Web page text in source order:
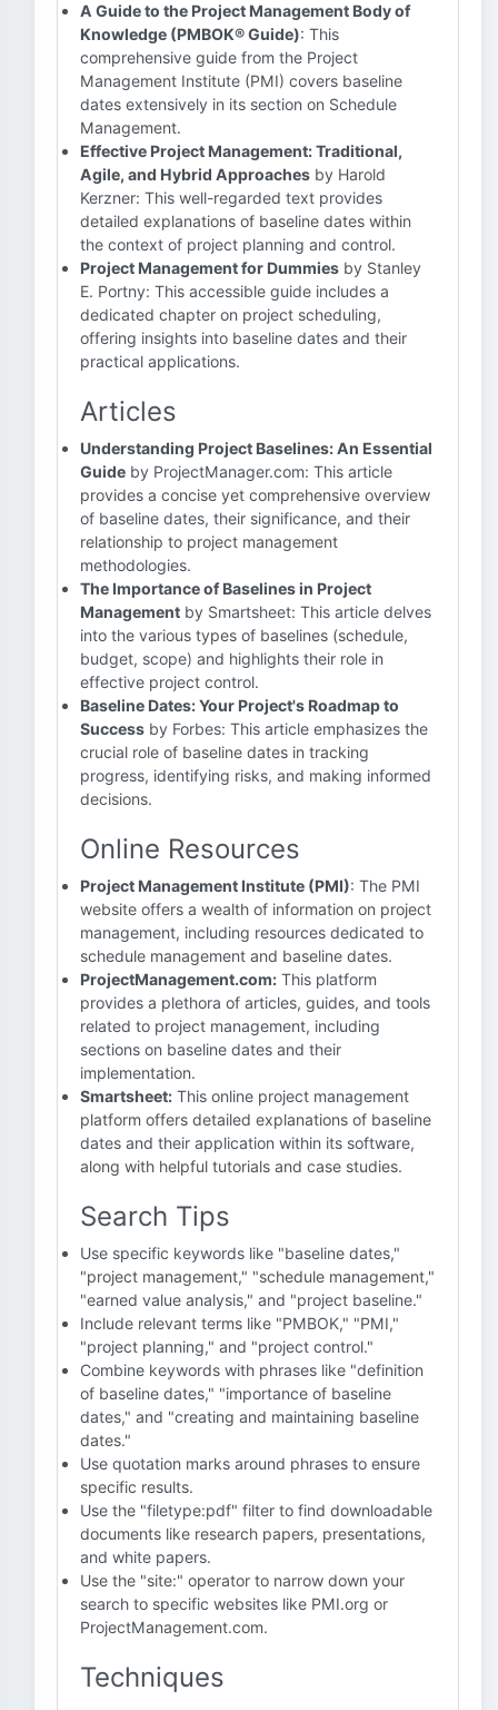
A Guide to the Project Management Body of
Knowledge (PMBOK® Guide): This
comprehensive guide from the Project
Management Institute (PMI) covers baseline
dates extensively in its section on Schedule
Management.
Effective Project Management: Traditional,
Agile, and Hybrid Approaches by Harold
Kerzner: This well-regarded text provides
detailed explanations of baseline dates within
the context of project planning and control.
Project Management for Dummies by Stanley
E. Portny: This accessible guide includes a
dedicated chapter on project scheduling,
offering insights into baseline dates and their
practical applications.
Articles
Understanding Project Baselines: An Essential
Guide by ProjectManager.com: This article
provides a concise yet comprehensive overview
of baseline dates, their significance, and their
relationship to project management
methodologies.
The Importance of Baselines in Project
Management by Smartsheet: This article delves
into the various types of baselines (schedule,
budget, scope) and highlights their role in
effective project control.
Baseline Dates: Your Project's Roadmap to
Success by Forbes: This article emphasizes the
crucial role of baseline dates in tracking
progress, identifying risks, and making informed
decisions.
Online Resources
Project Management Institute (PMI): The PMI
website offers a wealth of information on project
management, including resources dedicated to
schedule management and baseline dates.
ProjectManagement.com: This platform
provides a plethora of articles, guides, and tools
related to project management, including
sections on baseline dates and their
implementation.
Smartsheet: This online project management
platform offers detailed explanations of baseline
dates and their application within its software,
along with helpful tutorials and case studies.
Search Tips
Use specific keywords like "baseline dates,"
"project management," "schedule management,"
"earned value analysis," and "project baseline."
Include relevant terms like "PMBOK," "PMI,"
"project planning," and "project control."
Combine keywords with phrases like "definition
of baseline dates," "importance of baseline
dates," and "creating and maintaining baseline
dates."
Use quotation marks around phrases to ensure
specific results.
Use the "filetype:pdf" filter to find downloadable
documents like research papers, presentations,
and white papers.
Use the "site:" operator to narrow down your
search to specific websites like PMI.org or
ProjectManagement.com.
Techniques